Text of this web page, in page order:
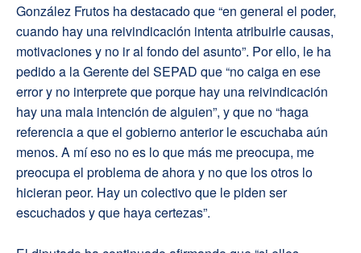
González Frutos ha destacado que “en general el poder,
cuando hay una reivindicación intenta atribuirle causas,
motivaciones y no ir al fondo del asunto”. Por ello, le ha
pedido a la Gerente del SEPAD que “no caiga en ese
error y no interprete que porque hay una reivindicación
hay una mala intención de alguien”, y que no “haga
referencia a que el gobierno anterior le escuchaba aún
menos. A mí eso no es lo que más me preocupa, me
preocupa el problema de ahora y no que los otros lo
hicieran peor. Hay un colectivo que le piden ser
escuchados y que haya certezas”.